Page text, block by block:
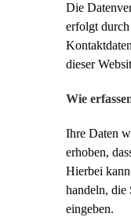
Die
erfolgt durch
dieser
Wie
Ihre Daten
erhoben,
Hierbei
handeln,
eingeben.